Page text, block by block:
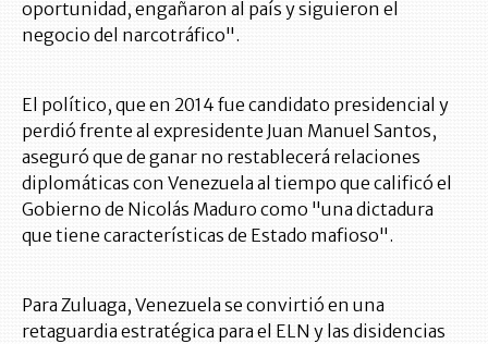
oportunidad, engañaron al país y siguieron el
negocio del narcotráfico".
El político, que en 2014 fue candidato presidencial y
perdió frente al expresidente Juan Manuel Santos,
aseguró que de ganar no restablecerá relaciones
diplomáticas con Venezuela al tiempo que calificó el
Gobierno de Nicolás Maduro como "una dictadura
que tiene características de Estado mafioso".
Para Zuluaga, Venezuela se convirtió en una
retaguardia estratégica para el ELN y las disidencias